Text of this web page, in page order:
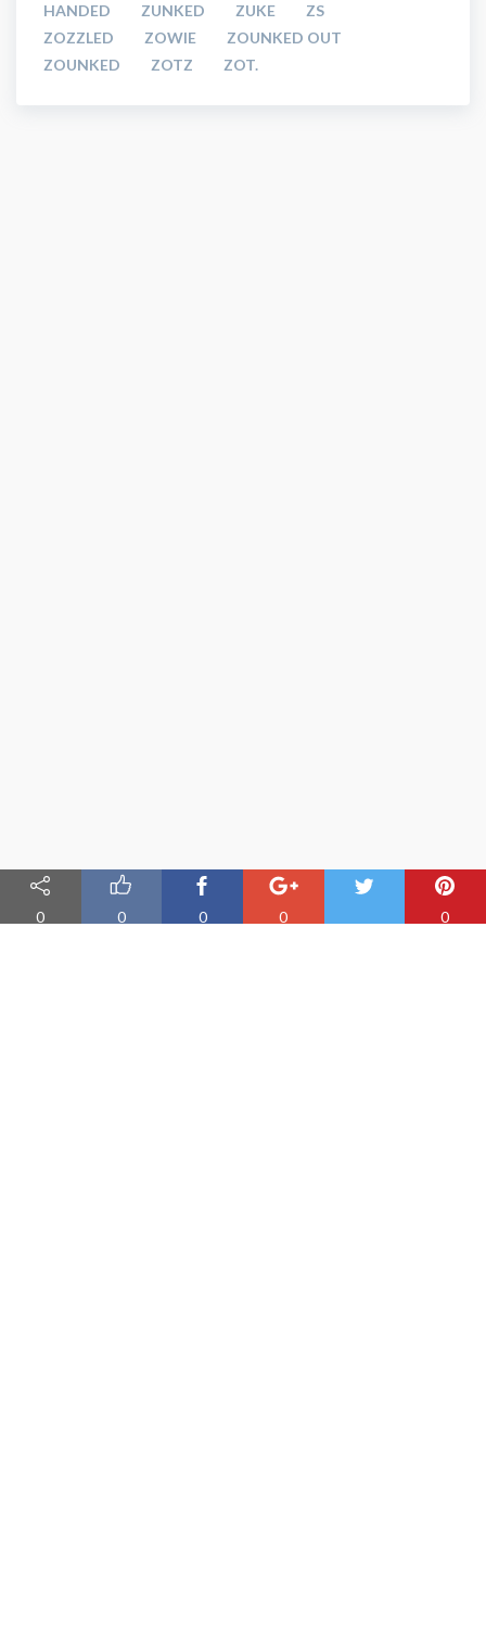
HANDED
ZUNKED ZUKE
ZS
ZOZZLED
ZOWIE
ZOUNKED OUT
ZOUNKED
ZOTZ ZOT.
0 0 0 0 0